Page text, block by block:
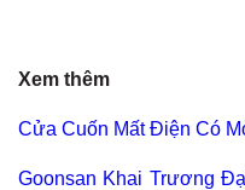
Xem thêm
Cửa Cuốn Mất Điện Có
Goonsan Khai Trương